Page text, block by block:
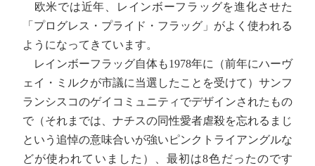
欧米では近年、レインボーフラッグを進化させた
「プログレス・プライド・フラッグ」がよく使われる
ようになってきています。
レインボーフラッグ自体も1978年に（前年にハーヴ
ェイ・ミルクが市議に当選したことを受けて）サンフ
ランシスコのゲイコミュニティでデザインされたもの
で（それまでは、ナチスの同性愛者虐殺を忘れるまじ
という追悼の意味合いが強いピンクトライアングルな
どが使われていました）、最初は8色だったのです